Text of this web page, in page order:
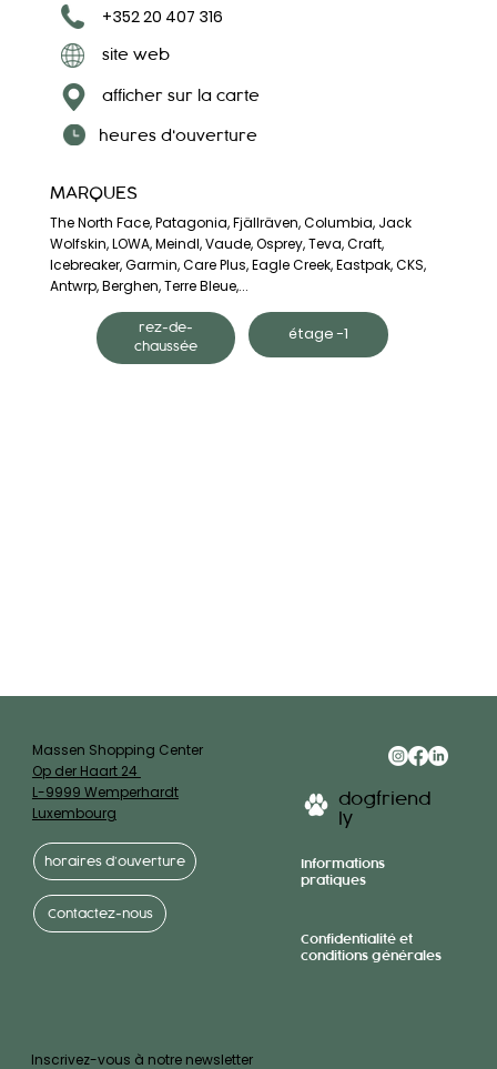
+352 20 407 316
site web
afficher sur la carte
heures d'ouverture
MARQUES
The North Face, Patagonia, Fjällräven, Columbia, Jack
Wolfskin, LOWA, Meindl, Vaude, Osprey, Teva, Craft,
Icebreaker, Garmin, Care Plus, Eagle Creek, Eastpak, CKS,
Antwrp, Berghen, Terre Bleue,...
rez-de-
chaussée
étage -1
Inscrivez-vous à notre newsletter
dogfriend
ly
Informations
pratiques
Confidentialité et
conditions générales
Massen Shopping Center
Op der Haart 24
L-9999 Wemperhardt
Luxembourg
horaires d’ouverture
Contactez-nous